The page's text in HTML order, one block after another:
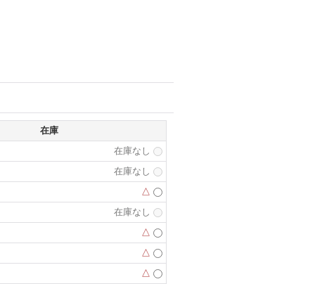
在庫
在庫なし
在庫なし
△
在庫なし
△
△
△